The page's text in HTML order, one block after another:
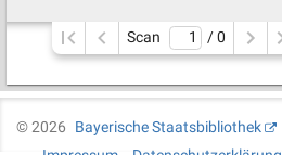
Scan / 0
©2026
Bayerische Staatsbibliothek